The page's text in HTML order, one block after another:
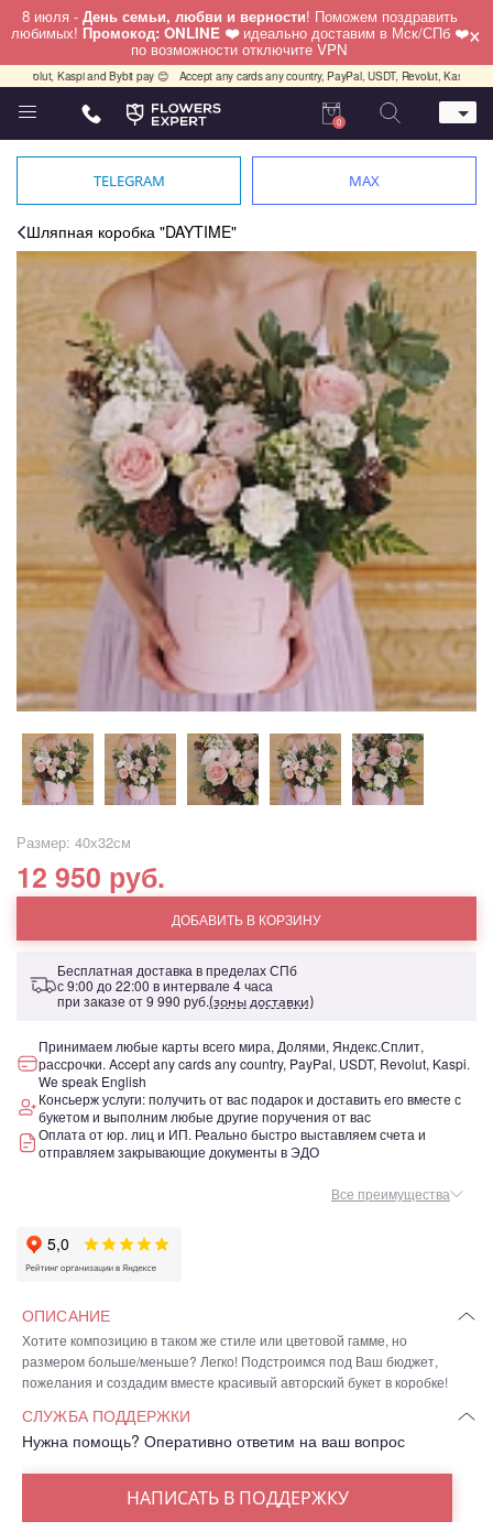
8 июля - День семьи, любви и верности! Поможем поздравить
любимых! Промокод: ONLINE ❤️ идеально доставим в Мск/СПб ❤️
по возможности отключите VPN ×
Kaspi and Bybit pay 😊 Accept any cards any country, PayPal, USDT, Revolut, Kaspi and Bybit
Телефон
+7 (812) 425 36 05
Санкт-Петербург,
Лизы Чайкиной 25
работаем круглосуточно
0
TELEGRAM MAX
Шляпная коробка "DAYTIME"
Размер: 40х32см
12 950 руб.
ДОБАВИТЬ В КОРЗИНУ
Бесплатная доставка в пределах СПб
с 9:00 до 22:00 в интервале 4 часа
при заказе от9 990 руб.(зоны доставки)
Принимаем любые карты всего мира, Долями, Яндекс.Сплит,
рассрочки. Accept any cards any country, PayPal, USDT, Revolut, Kaspi.
We speak English
Консьерж услуги: получить от вас подарок и доставить его вместе с
букетом и выполним любые другие поручения от вас
Оплата от юр. лиц и ИП. Реально быстро выставляем счета и
отправляем закрывающие документы в ЭДО
Все преимущества
ОПИСАНИЕ
Хотите композицию в таком же стиле или цветовой гамме, но
размером больше/меньше? Легко! Подстроимся под Ваш бюджет,
пожелания и создадим вместе красивый авторский букет в коробке!
СЛУЖБА ПОДДЕРЖКИ
Нужна помощь? Оперативно ответим на ваш вопрос
НАПИСАТЬ В ПОДДЕРЖКУ